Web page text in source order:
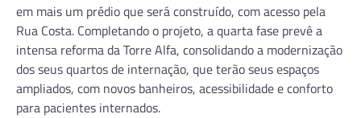
em mais um prédio que será construído, com acesso pela
Rua Costa. Completando o projeto, a quarta fase prevê a
intensa reforma da Torre Alfa, consolidando a modernização
dos seus quartos de internação, que terão seus espaços
ampliados, com novos banheiros, acessibilidade e conforto
para pacientes internados.